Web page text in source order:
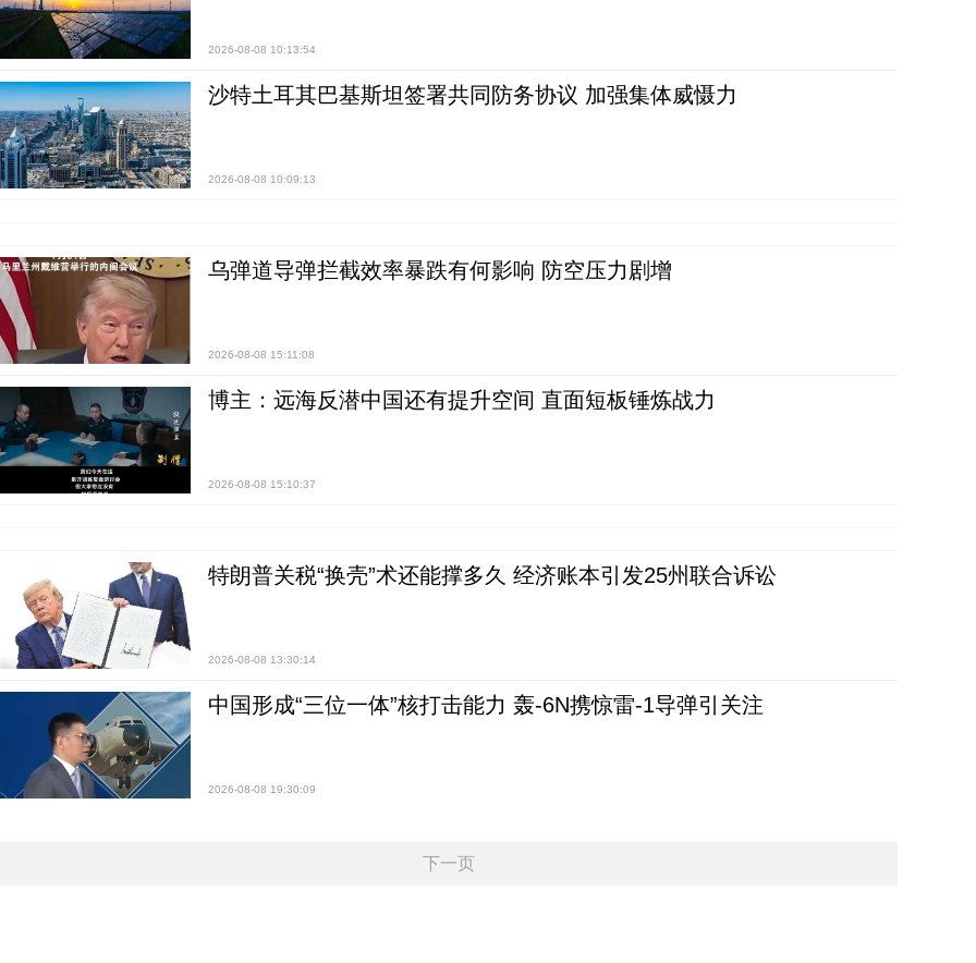
2026-08-08 10:13:54
沙特土耳其巴基斯坦签署共同防务协议 加强集体威慑力
2026-08-08 10:09:13
乌弹道导弹拦截效率暴跌有何影响 防空压力剧增
2026-08-08 15:11:08
博主：远海反潜中国还有提升空间 直面短板锤炼战力
2026-08-08 15:10:37
特朗普关税“换壳”术还能撑多久 经济账本引发25州联合诉讼
2026-08-08 13:30:14
中国形成“三位一体”核打击能力 轰-6N携惊雷-1导弹引关注
2026-08-08 19:30:09
下一页